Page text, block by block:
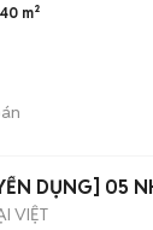
40 m²
[THỦ
VIỆT